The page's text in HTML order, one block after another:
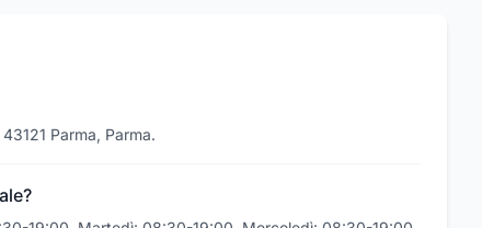
Parma, Parma.